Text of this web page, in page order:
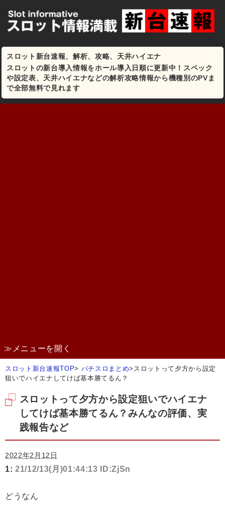
スロット新台速報、解析、攻略、天井ハイエナ
スロットの新台導入情報をホール導入日順に更新中！スペック
や設定表、天井ハイエナなどの解析攻略情報から機種別のPVま
で全部無料で見れます
≫メニューを開く
スロット新台速報TOP> パチスロまとめ> スロットって夕方から設定
狙いでハイエナしてけば基本勝てるん？
スロットって夕方から設定狙いでハイエナ
してけば基本勝てるん？みんなの評価、実
践報告など
2022年2月12日
1: 21/12/13(月)01:44:13 ID:ZjSn
どうなん